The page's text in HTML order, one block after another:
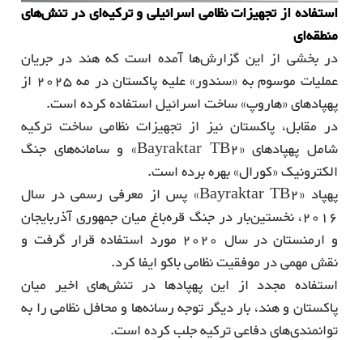
استفاده از تجهیزات نظامی اسرائیلی و ترکیه‌ای در تنش‌های
منطقه‌ای
در بخشی از این گزارش‌ها آمده است که هند در جریان
عملیات موسوم به «سندور» علیه پاکستان در مه 2025 از
پهپادهای «هاروپ» ساخت اسرائیل استفاده کرده است.
در مقابل، پاکستان نیز از تجهیزات نظامی ساخت ترکیه
شامل پهپادهای «Bayraktar TB2» و سامانه‌های جنگ
الکترونیک «کورال» بهره برده است.
پهپاد «Bayraktar TB2» پس از معرفی رسمی در سال
2016، نخستین‌بار در جنگ قره‌باغ میان جمهوری آذربایجان
و ارمنستان در سال 2020 مورد استفاده قرار گرفت و
نقش مهمی در موفقیت نظامی باکو ایفا کرد.
استفاده مجدد از این پهپادها در تنش‌های اخیر میان
پاکستان و هند، بار دیگر توجه رسانه‌ها و محافل نظامی را به
توانمندی‌های دفاعی ترکیه جلب کرده است.